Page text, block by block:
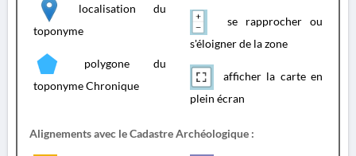
localisation du
toponyme
polygone du
toponyme Chronique
se rapprocher ou
s'éloigner de la zone
afficher la carte en
plein écran
Alignements avec le Cadastre Archéologique :